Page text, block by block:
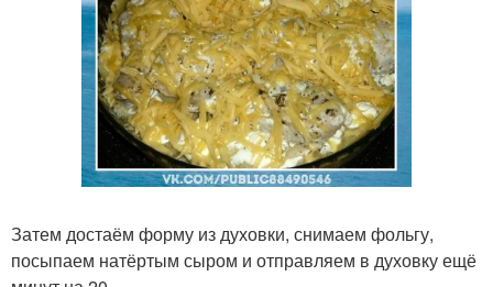
Затем достаём форму из духовки, снимаем фольгу,
посыпаем натёртым сыром и отправляем в духовку ещё